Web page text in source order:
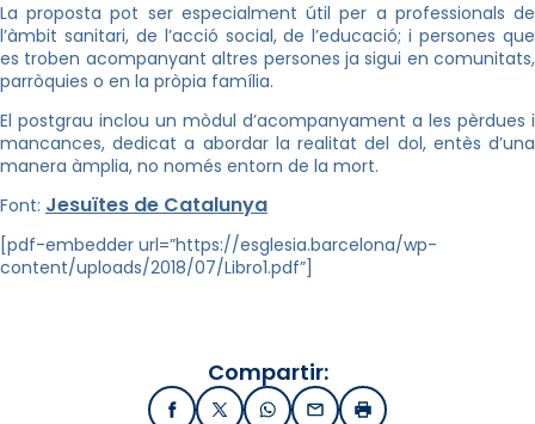
La proposta pot ser especialment útil per a professionals de
l’àmbit sanitari, de l’acció social, de l’educació; i persones que
es troben acompanyant altres persones ja sigui en comunitats,
parròquies o en la pròpia família.
El postgrau inclou un mòdul d’acompanyament a les pèrdues i
mancances, dedicat a abordar la realitat del dol, entès d’una
manera àmplia, no només entorn de la mort.
Font: Jesuïtes de Catalunya
[pdf-embedder url=”https://esglesia.barcelona/wp-
content/uploads/2018/07/Libro1.pdf”]
Compartir:
FacebookX / TwitterWhatsApp
EmailImprimir